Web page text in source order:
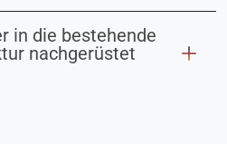
in die bestehende
nachgerüstet